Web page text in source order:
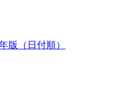
版（日付順）